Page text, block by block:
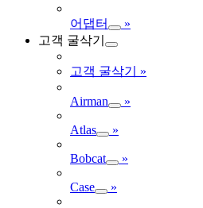
어댑터
»
고객 굴삭기
고객 굴삭기 »
Airman »
Atlas »
Bobcat »
Case »